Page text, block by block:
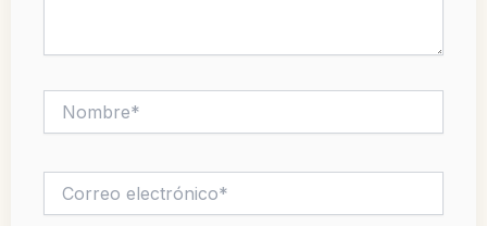
electrónico*